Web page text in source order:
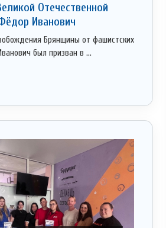
Отечественной
Иванович
Брянщины от фашистских
был призван в ...